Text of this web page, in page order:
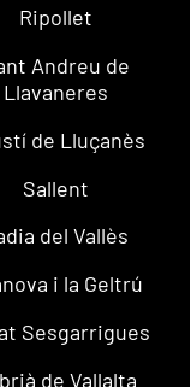
Ripollet
Andreu de
Llavaneres
de Lluçanès
Sallent
del Vallès
i la Geltrú
Sesgarrigues
de Vallalta